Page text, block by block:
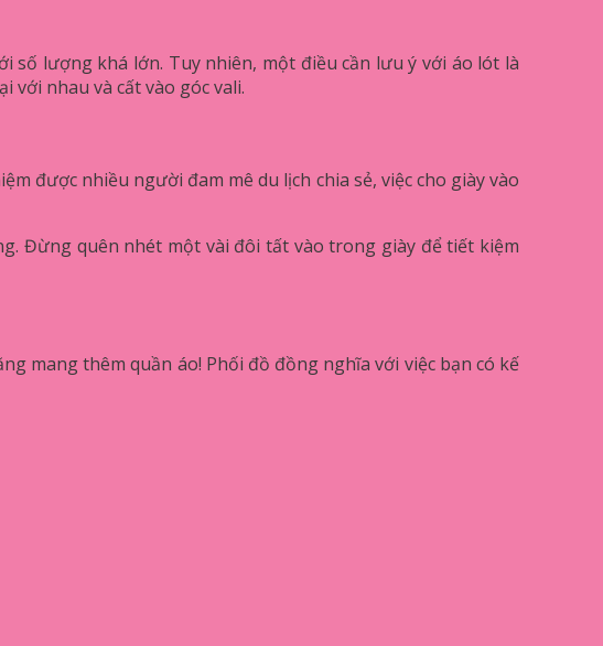
số lượng khá lớn. Tuy nhiên, một điều cần lưu ý với áo lót là
với nhau và cất vào góc vali.
được nhiều người đam mê du lịch chia sẻ, việc cho giày vào
Đừng quên nhét một vài đôi tất vào trong giày để tiết kiệm
mang thêm quần áo! Phối đồ đồng nghĩa với việc bạn có kế